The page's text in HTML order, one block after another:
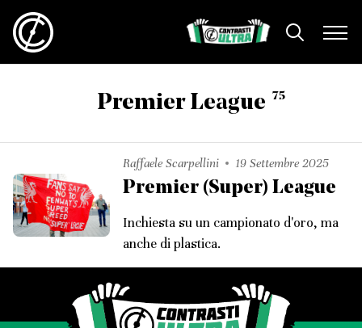
Premier League 75
Raffaele Scarpellini 19 Settembre 2025
Premier (Super) League
Inchiesta su un campionato d'oro, ma
anche di plastica.